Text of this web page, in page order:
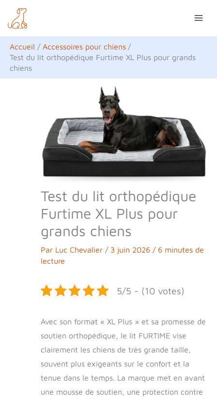
contenu
Accueil
Accessoires pour chiens
Test du lit orthopédique Furtime XL Plus pour grands
chiens
Test du lit orthopédique
Furtime XL Plus pour
grands chiens
Par Luc Chevalier / 3 juin 2026 / 6 minutes de
lecture
5/5 - (10 votes)
Avec son format « XL Plus » et sa promesse de
soutien orthopédique, le lit FURTIME vise
clairement les chiens de très grande taille,
souvent plus exigeants sur le confort et la
tenue dans le temps. La marque met en avant
une mousse de soutien, une protection contre
e
c
h
e